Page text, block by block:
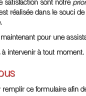
satisfaction sont notre
réalisée dans le souci
pour une
intervenir à tout moment.
remplir ce formulaire afin